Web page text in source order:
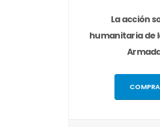
La acción
humanitaria de